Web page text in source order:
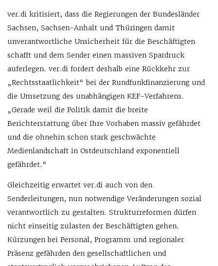
ver.di kritisiert, dass die Regierungen der Bundesländer
Sachsen, Sachsen-Anhalt und Thüringen damit
unverantwortliche Unsicherheit für die Beschäftigten
schafft und dem Sender einen massiven Spardruck
auferlegen. ver.di fordert deshalb eine Rückkehr zur
„Rechtsstaatlichkeit“ bei der Rundfunkfinanzierung und
die Umsetzung des unabhängigen KEF-Verfahrens.
„Gerade weil die Politik damit die breite
Berichterstattung über Ihre Vorhaben massiv gefährdet
und die ohnehin schon stark geschwächte
Medienlandschaft in Ostdeutschland exponentiell
gefährdet.“
Gleichzeitig erwartet ver.di auch von den
Senderleitungen, nun notwendige Veränderungen sozial
verantwortlich zu gestalten. Strukturreformen dürfen
nicht einseitig zulasten der Beschäftigten gehen.
Kürzungen bei Personal, Programm und regionaler
Präsenz gefährden den gesellschaftlichen und